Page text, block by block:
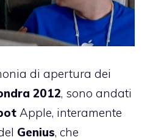
di apertura dei
2012, sono andati
Apple, interamente
Genius, che